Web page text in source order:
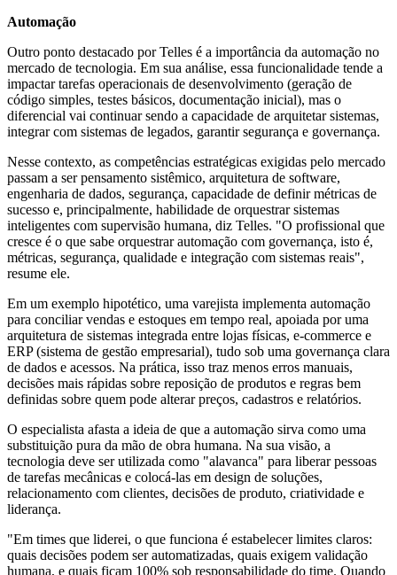
Automação
Outro ponto destacado por Telles é a importância da automação no
mercado de tecnologia. Em sua análise, essa funcionalidade tende a
impactar tarefas operacionais de desenvolvimento (geração de
código simples, testes básicos, documentação inicial), mas o
diferencial vai continuar sendo a capacidade de arquitetar sistemas,
integrar com sistemas de legados, garantir segurança e governança.
Nesse contexto, as competências estratégicas exigidas pelo mercado
passam a ser pensamento sistêmico, arquitetura de software,
engenharia de dados, segurança, capacidade de definir métricas de
sucesso e, principalmente, habilidade de orquestrar sistemas
inteligentes com supervisão humana, diz Telles. "O profissional que
cresce é o que sabe orquestrar automação com governança, isto é,
métricas, segurança, qualidade e integração com sistemas reais",
resume ele.
Em um exemplo hipotético, uma varejista implementa automação
para conciliar vendas e estoques em tempo real, apoiada por uma
arquitetura de sistemas integrada entre lojas físicas, e-commerce e
ERP (sistema de gestão empresarial), tudo sob uma governança clara
de dados e acessos. Na prática, isso traz menos erros manuais,
decisões mais rápidas sobre reposição de produtos e regras bem
definidas sobre quem pode alterar preços, cadastros e relatórios.
O especialista afasta a ideia de que a automação sirva como uma
substituição pura da mão de obra humana. Na sua visão, a
tecnologia deve ser utilizada como "alavanca" para liberar pessoas
de tarefas mecânicas e colocá-las em design de soluções,
relacionamento com clientes, decisões de produto, criatividade e
liderança.
"Em times que liderei, o que funciona é estabelecer limites claros:
quais decisões podem ser automatizadas, quais exigem validação
humana, e quais ficam 100% sob responsabilidade do time. Quando